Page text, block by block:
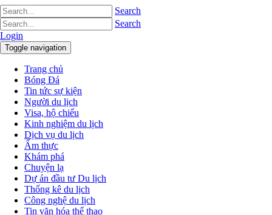
Search
Search
Login
Toggle navigation
Trang chủ
Bóng Đá
Tin tức sự kiện
Người du lịch
Visa, hộ chiếu
Kinh nghiệm du lịch
Dịch vụ du lịch
Ẩm thực
Khám phá
Chuyện lạ
Dự án đầu tư Du lịch
Thống kê du lịch
Công nghệ du lịch
Tin văn hóa thể thao